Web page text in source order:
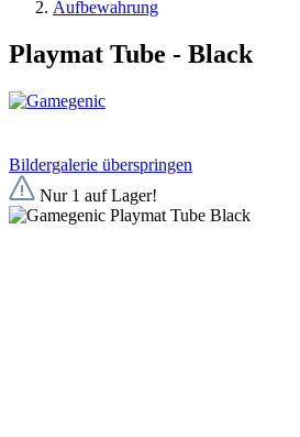
Aufbewahrung
Playmat Tube - Black
Bildergalerie überspringen
Nur 1 auf Lager!